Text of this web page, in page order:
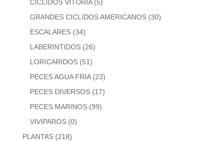
CICLIDOS VITORIA (5)
GRANDES CICLIDOS AMERICANOS (30)
ESCALARES (34)
LABERINTIDOS (26)
LORICARIDOS (51)
PECES AGUA FRIA (23)
PECES DIVERSOS (17)
PECES MARINOS (99)
VIVIPAROS (0)
PLANTAS (218)